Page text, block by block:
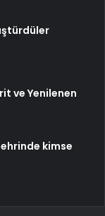
ve Yenilenen
kimse